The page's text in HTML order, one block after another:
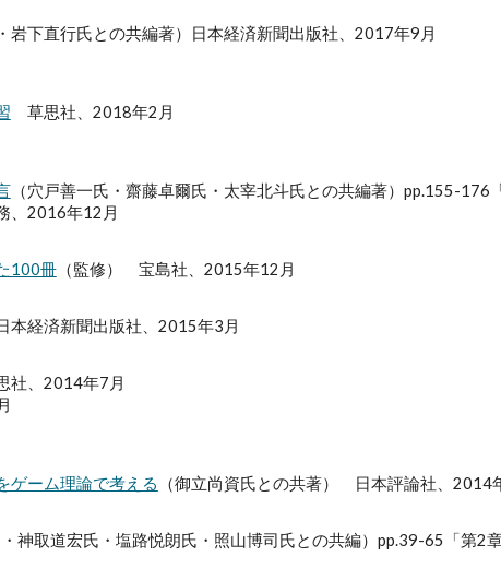
岩下直行氏との共編著）日本経済新聞出版社、2017年9月
草思社、2018年2月
（穴戸善一氏・齋藤卓爾氏・太宰北斗氏との共編著）pp.155-
、2016年12月
100冊（監修） 宝島社、2015年12月
本経済新聞出版社、2015年3月
、2014年7月
ーム理論で考える （御立尚資氏との共著） 日本評論社、2014
神取道宏氏・塩路悦朗氏・照山博司氏との共編）pp.39-65「第2